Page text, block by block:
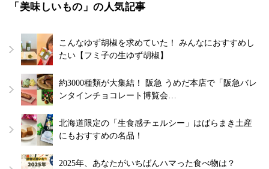
「美味しいもの」の人気記事
こんなゆず胡椒を求めていた！ みんなにおすすめし
たい【フミ子の生ゆず胡椒】
約3000種類が大集結！ 阪急 うめだ本店で「阪急バレ
ンタインチョコレート博覧会…
北海道限定の「生食感チェルシー」はばらまき土産
にもおすすめの名品！
2025年、あなたがいちばんハマった食べ物は？